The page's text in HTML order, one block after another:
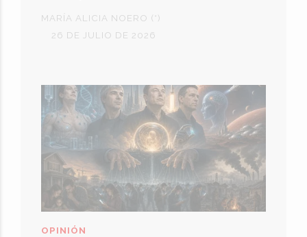
MARÍA ALICIA NOERO (*)
26 DE JULIO DE 2026
OPINIÓN